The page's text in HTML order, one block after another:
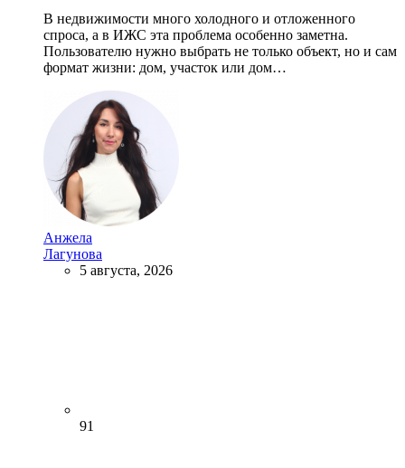
В недвижимости много холодного и отложенного
спроса, а в ИЖС эта проблема особенно заметна.
Пользователю нужно выбрать не только объект, но и сам
формат жизни: дом, участок или дом…
Анжела
Лагунова
5 августа, 2026
91